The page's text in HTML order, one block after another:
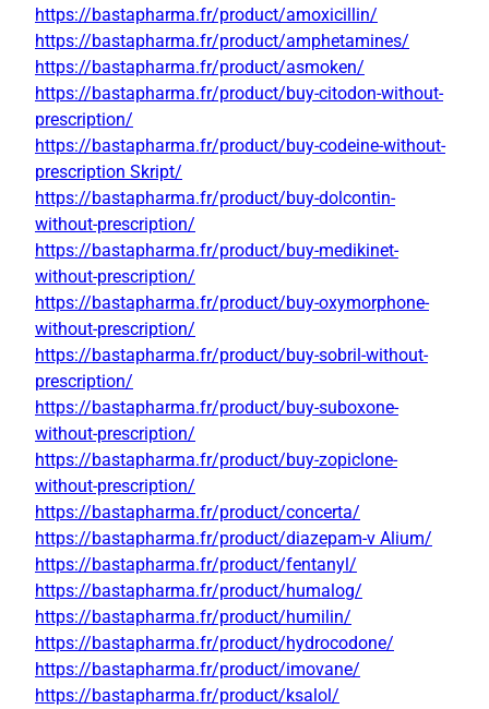
https://bastapharma.fr/product/amoxicillin/
https://bastapharma.fr/product/amphetamines/
https://bastapharma.fr/product/asmoken/
https://bastapharma.fr/product/buy-citodon-without-
prescription/
https://bastapharma.fr/product/buy-codeine-without-
prescription Skript/
https://bastapharma.fr/product/buy-dolcontin-
without-prescription/
https://bastapharma.fr/product/buy-medikinet-
without-prescription/
https://bastapharma.fr/product/buy-oxymorphone-
without-prescription/
https://bastapharma.fr/product/buy-sobril-without-
prescription/
https://bastapharma.fr/product/buy-suboxone-
without-prescription/
https://bastapharma.fr/product/buy-zopiclone-
without-prescription/
https://bastapharma.fr/product/concerta/
https://bastapharma.fr/product/diazepam-v Alium/
https://bastapharma.fr/product/fentanyl/
https://bastapharma.fr/product/humalog/
https://bastapharma.fr/product/humilin/
https://bastapharma.fr/product/hydrocodone/
https://bastapharma.fr/product/imovane/
https://bastapharma.fr/product/ksalol/